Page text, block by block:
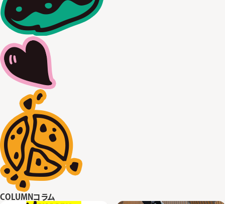
COLUMNコラム